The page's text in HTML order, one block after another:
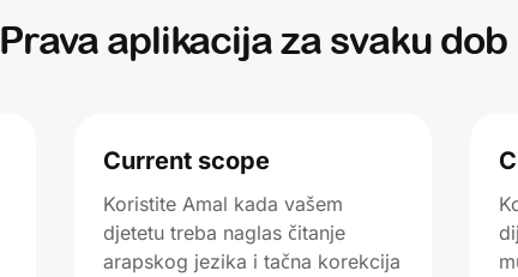
Prava aplikacija za svaku dob
Current scope
Koristite Amal kada vašem
djetetu treba naglas čitanje
arapskog jezika i tačna korekcija